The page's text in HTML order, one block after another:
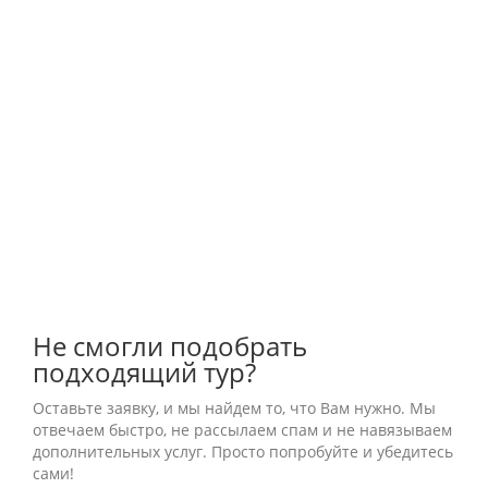
Не смогли подобрать
подходящий тур?
Оставьте заявку, и мы найдем то, что Вам нужно. Мы
отвечаем быстро, не рассылаем спам и не навязываем
дополнительных услуг. Просто попробуйте и убедитесь
сами!